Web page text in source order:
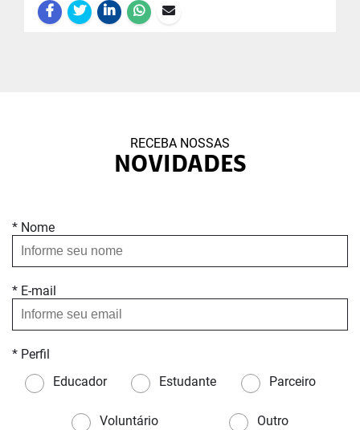
RECEBA NOSSAS
NOVIDADES
* Nome
* E-mail
* Perfil
Educador
Estudante Parceiro
Voluntário Outro